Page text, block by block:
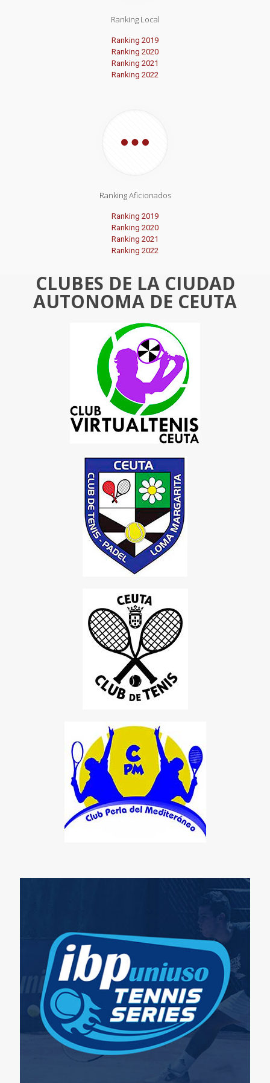
Ranking Local
Ranking 2019
Ranking 2020
Ranking 2021
Ranking 2022
Ranking Aficionados
Ranking 2019
Ranking 2020
Ranking 2021
Ranking 2022
CLUBES DE LA CIUDAD
AUTONOMA DE CEUTA